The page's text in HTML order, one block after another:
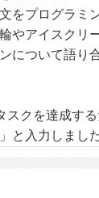
をプログラミ
やアイスクリ
について語り
クを達成す
と入力しました